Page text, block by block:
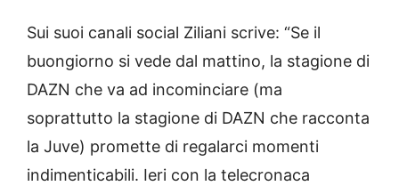
Sui suoi canali social Ziliani scrive: “Se il
buongiorno si vede dal mattino, la stagione di
DAZN che va ad incominciare (ma
soprattutto la stagione di DAZN che racconta
la Juve) promette di regalarci momenti
indimenticabili. Ieri con la telecronaca